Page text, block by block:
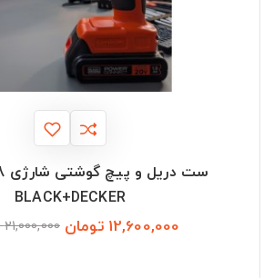
BLACK+DECKER
12,600,000 تومان 21,000,000 تومان